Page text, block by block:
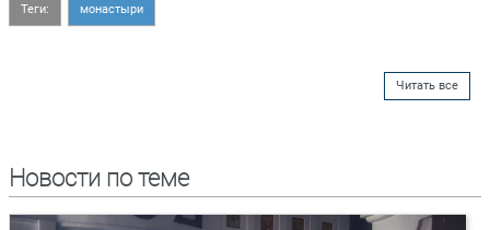
Теги: монастыри
Читать все
Новости по теме